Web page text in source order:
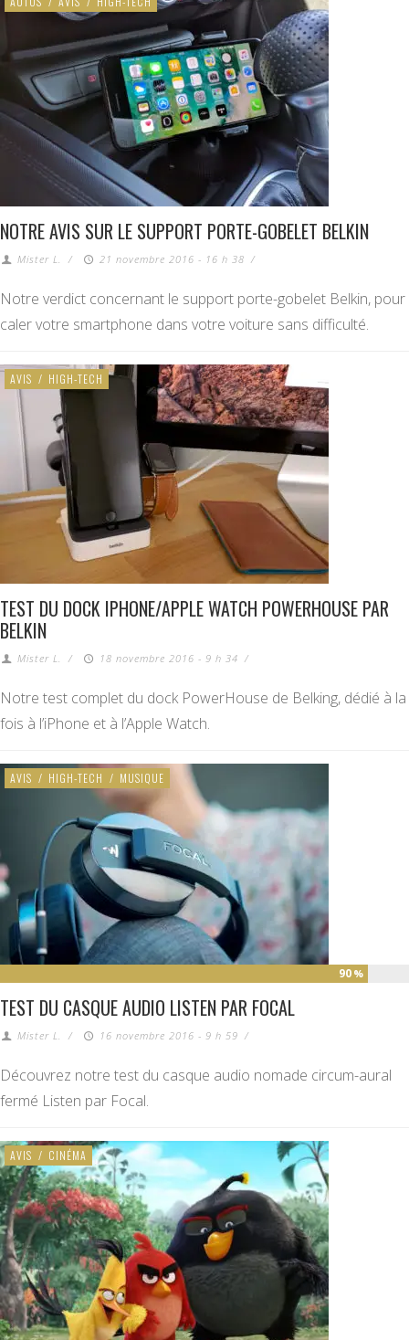
NOTRE AVIS SUR LE SUPPORT PORTE-GOBELET BELKIN
Mister L. / 21 novembre 2016 - 16 h 38 /
Notre verdict concernant le support porte-gobelet Belkin, pour
caler votre smartphone dans votre voiture sans difficulté.
AVIS / HIGH-TECH
TEST DU DOCK IPHONE/APPLE WATCH POWERHOUSE PAR
BELKIN
Mister L. / 18 novembre 2016 - 9 h 34 /
Notre test complet du dock PowerHouse de Belking, dédié à la
fois à l’iPhone et à l’Apple Watch.
90 %
AVIS / HIGH-TECH / MUSIQUE
TEST DU CASQUE AUDIO LISTEN PAR FOCAL
Mister L. / 16 novembre 2016 - 9 h 59 /
Découvrez notre test du casque audio nomade circum-aural
fermé Listen par Focal.
AVIS / CINÉMA